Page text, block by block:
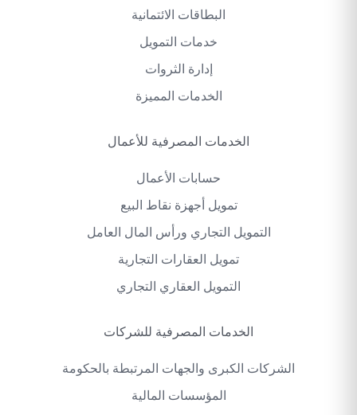
البطاقات الائتمانية
خدمات التمويل
إدارة الثروات
الخدمات المميزة
الخدمات المصرفية للأعمال
حسابات الأعمال
تمويل أجهزة نقاط البيع
التمويل التجاري ورأس المال العامل
تمويل العقارات التجارية
التمويل العقاري التجاري
الخدمات المصرفية للشركات
الشركات الكبرى والجهات المرتبطة بالحكومة
المؤسسات المالية